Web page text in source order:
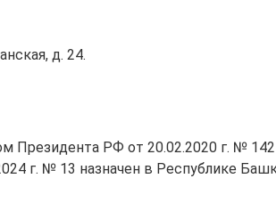
д. 24.
Президента РФ от 20.02.2020 г. №
г. № 13 назначен в Республике